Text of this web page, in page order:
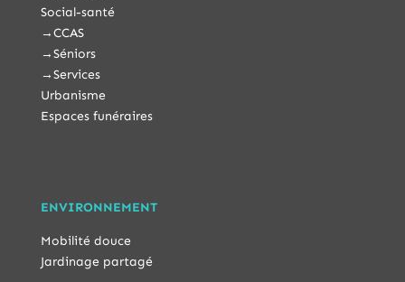
Social-santé
→CCAS
→Séniors
→Services
Urbanisme
Espaces funéraires
ENVIRONNEMENT
Mobilité douce
Jardinage partagé